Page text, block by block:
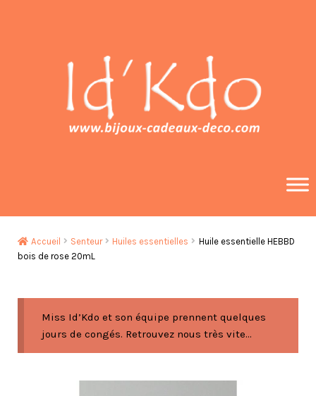
Accueil Senteur Huiles essentielles
Huile essentielle HEBBD
bois de rose 20mL
Miss Id’Kdo et son équipe prennent quelques
jours de congés. Retrouvez nous très vite...